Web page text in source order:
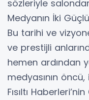
sözleriyle
​Medyanın İki
​Bu tarihi ve
ve prestijli
hemen ardından
medyasının
Fısıltı